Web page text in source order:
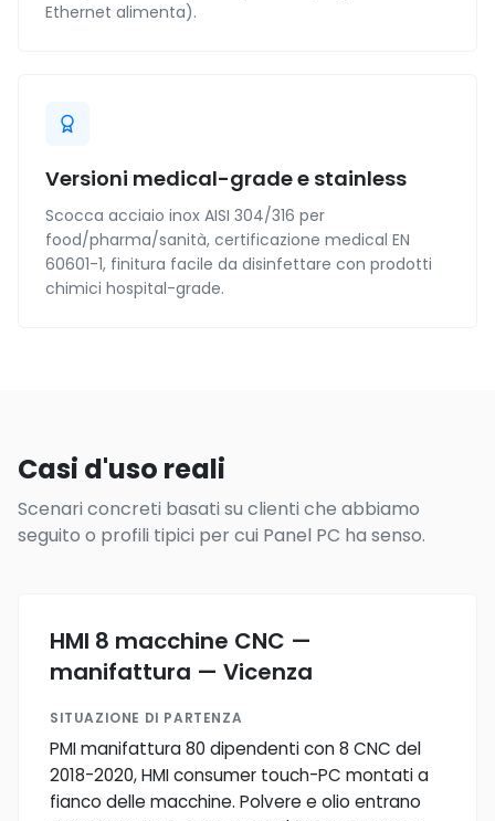
Ethernet alimenta).
Versioni medical-grade e stainless
Scocca acciaio inox AISI 304/316 per
food/pharma/sanità, certificazione medical EN
60601-1, finitura facile da disinfettare con prodotti
chimici hospital-grade.
Casi d'uso reali
Scenari concreti basati su clienti che abbiamo
seguito o profili tipici per cui Panel PC ha senso.
HMI 8 macchine CNC —
manifattura — Vicenza
SITUAZIONE DI PARTENZA
PMI manifattura 80 dipendenti con 8 CNC del
2018-2020, HMI consumer touch-PC montati a
fianco delle macchine. Polvere e olio entrano